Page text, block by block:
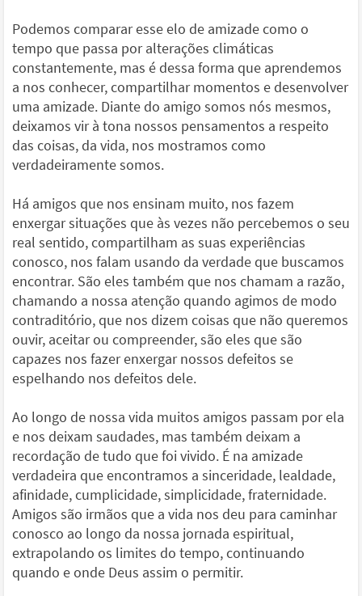
Podemos comparar esse elo de amizade como o
tempo que passa por alterações climáticas
constantemente, mas é dessa forma que aprendemos
a nos conhecer, compartilhar momentos e desenvolver
uma amizade. Diante do amigo somos nós mesmos,
deixamos vir à tona nossos pensamentos a respeito
das coisas, da vida, nos mostramos como
verdadeiramente somos.
Há amigos que nos ensinam muito, nos fazem
enxergar situações que às vezes não percebemos o seu
real sentido, compartilham as suas experiências
conosco, nos falam usando da verdade que buscamos
encontrar. São eles também que nos chamam a razão,
chamando a nossa atenção quando agimos de modo
contraditório, que nos dizem coisas que não queremos
ouvir, aceitar ou compreender, são eles que são
capazes nos fazer enxergar nossos defeitos se
espelhando nos defeitos dele.
Ao longo de nossa vida muitos amigos passam por ela
e nos deixam saudades, mas também deixam a
recordação de tudo que foi vivido. É na amizade
verdadeira que encontramos a sinceridade, lealdade,
afinidade, cumplicidade, simplicidade, fraternidade.
Amigos são irmãos que a vida nos deu para caminhar
conosco ao longo da nossa jornada espiritual,
extrapolando os limites do tempo, continuando
quando e onde Deus assim o permitir.